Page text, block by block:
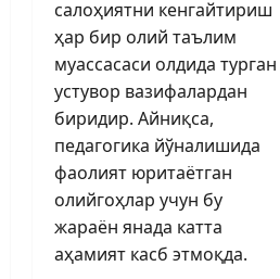
салоҳиятни кенгайтириш
ҳар бир олий таълим
муассасаси олдида турган
устувор вазифалардан
биридир. Айниқса,
педагогика йўналишида
фаолият юритаётган
олийгоҳлар учун бу
жараён янада катта
аҳамият касб этмоқда.